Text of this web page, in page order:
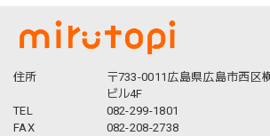
住所
〒733-0011広島県広島市西区
ビル4F
TEL
082-299-1801
FAX
082-208-2738